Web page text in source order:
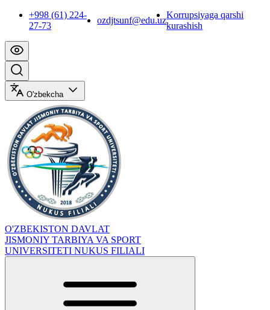
+998 (61) 224-
27-73
ozdjtsunf@edu.uz
Korrupsiyaga qarshi
kurashish
O'zbekcha
O'ZBEKISTON DAVLAT
JISMONIY TARBIYA VA SPORT
UNIVERSITETI NUKUS FILIALI